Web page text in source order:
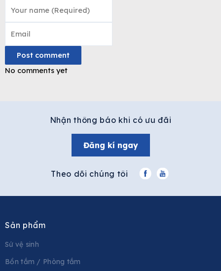
Post comment
No comments yet
Nhận thông báo khi có ưu đãi
Đăng kí ngay
Theo dõi chúng tôi
Sản phẩm
Sứ vệ sinh
Bồn tắm / Phòng tắm